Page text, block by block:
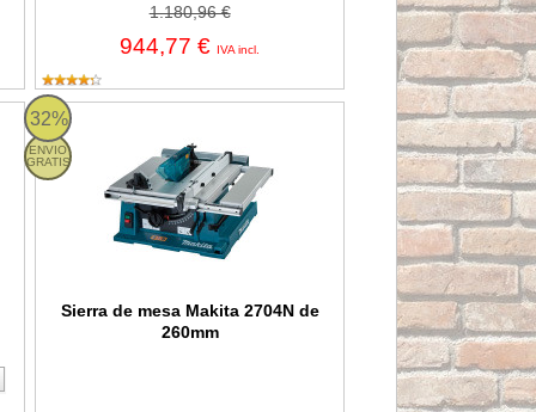
1.180,96 €
944,77 € IVA incl.
18Vx2 LXT BL AWS ADT 305mm
32%
ENVIO
GRATIS
Sierra de mesa Makita 2704N de
260mm
Sierra de mesa Makita 2704N de 260mm